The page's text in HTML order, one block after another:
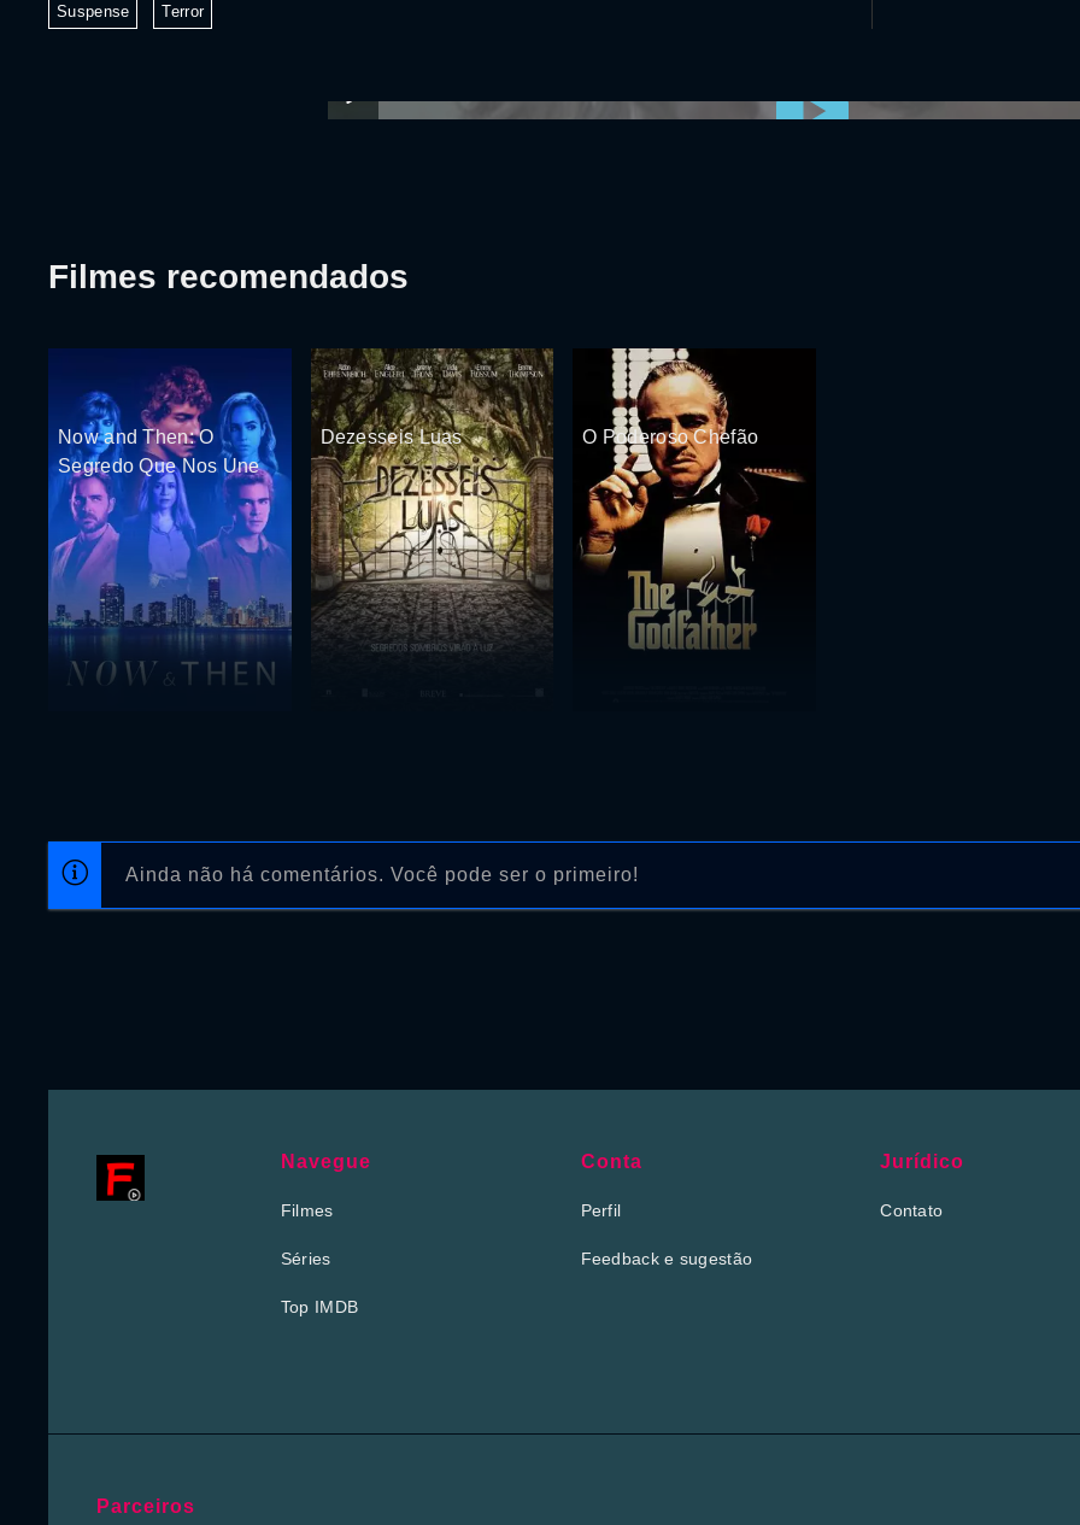
Suspense Terror
Ainda não há comentários. Você pode ser o primeiro!
Filmes recomendados
Now and Then: O
Segredo Que Nos Une
Dezesseis Luas O Poderoso Chefão
Navegue
Filmes
Séries
Top IMDB
Conta
Perfil
Feedback e sugestão
Jurídico
Contato
Parceiros